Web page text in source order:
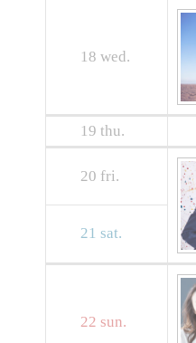
18 wed.
19 thu.
20 fri.
21 sat.
22 sun.